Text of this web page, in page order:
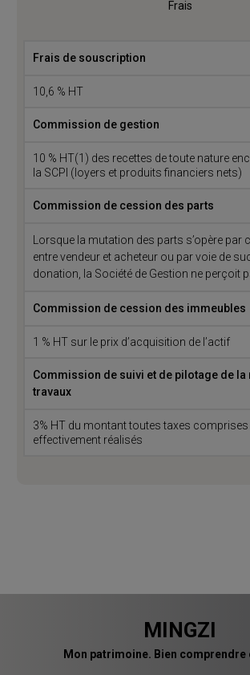
Frais
Frais de souscription
10,6 % HT
Commission de gestion
10 % HT(1) des recettes de toute nature
la SCPI (loyers et produits financiers nets)
Commission de cession des parts
Lorsque la mutation des parts s’opère par
entre vendeur et acheteur ou par voie de
donation, la Société de Gestion ne perçoit
Commission de cession des immeubles
1 % HT sur le prix d’acquisition de l’actif
Commission de suivi et de pilotage de
travaux
3% HT du montant toutes taxes
effectivement réalisés
MINGZI
Mon patrimoine. Bien comprendre